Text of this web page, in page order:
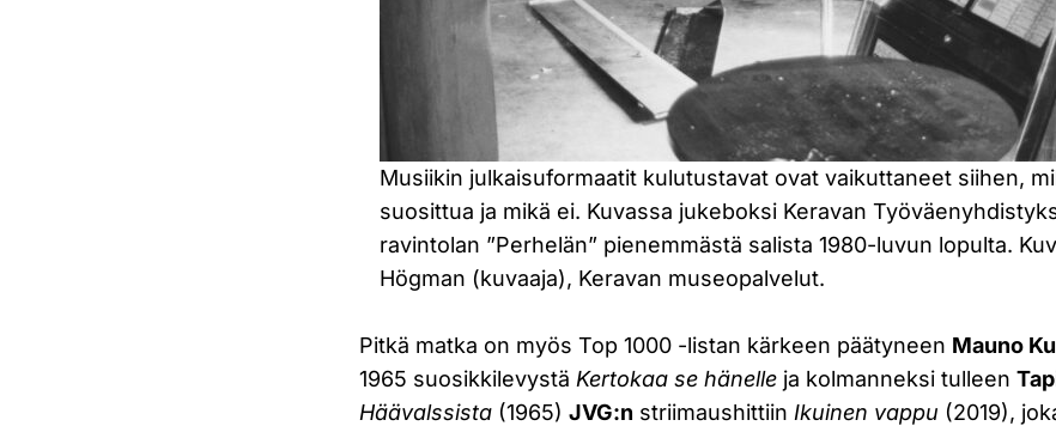
Musiikin julkaisuformaatit kulutustavat ovat vaikuttaneet siihen,
suosittua ja mikä ei. Kuvassa jukeboksi Keravan
ravintolan ”Perhelän” pienemmästä salista 1980-luvun lopulta.
Högman (kuvaaja), Keravan museopalvelut.
Pitkä matka on myös Top 1000 -listan kärkeen päätyneen Mauno
1965 suosikkilevystä Kertokaa se hänelle ja kolmanneksi tulleen
Häävalssista (1965)JVG:n striimaushittiin Ikuinen vappu (2019),